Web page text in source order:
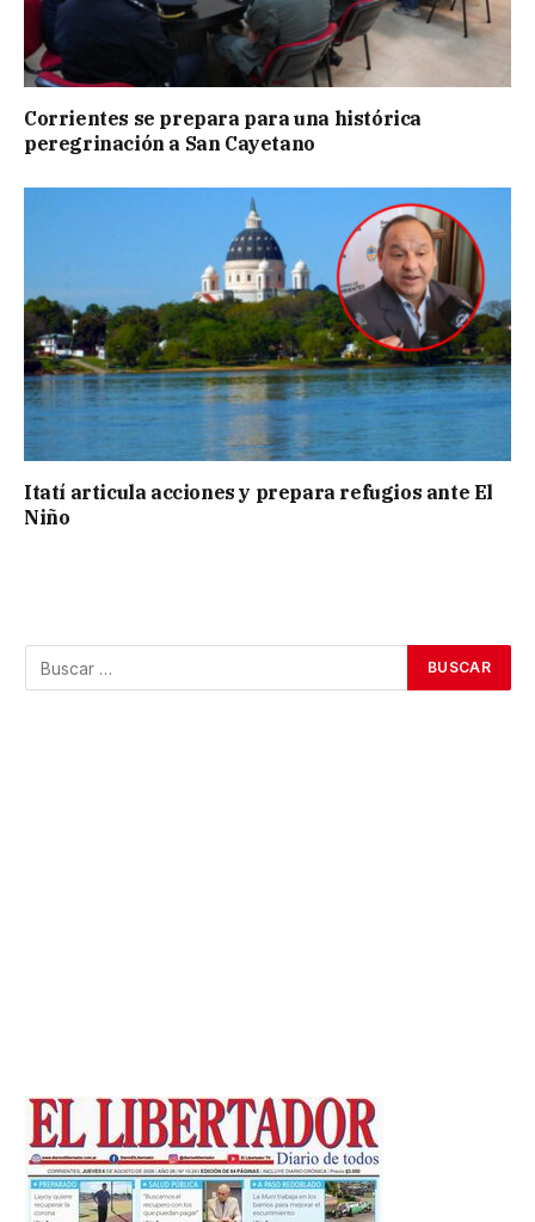
Corrientes se prepara para una histórica
peregrinación a San Cayetano
Itatí articula acciones y prepara refugios ante El
Niño